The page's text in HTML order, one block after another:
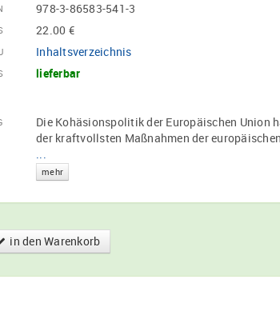
978-3-86583-541-3
22.00 €
Inhaltsverzeichnis
lieferbar
Die Kohäsionspolitik der Europäischen Union
der kraftvollsten Maßnahmen der
...
mehr
in den Warenkorb